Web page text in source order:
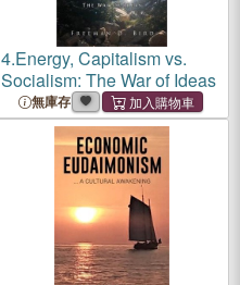
4.Energy, Capitalism vs.
Socialism: The War of Ideas
無庫存